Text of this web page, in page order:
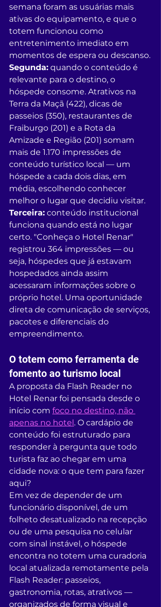
semana foram as usuárias mais
ativas do equipamento, e que o
totem funcionou como
entretenimento imediato em
momentos de espera ou descanso.
Segunda: quando o conteúdo é
relevante para o destino, o
hóspede consome. Atrativos na
Terra da Maçã (422), dicas de
passeios (350), restaurantes de
Fraiburgo (201) e a Rota da
Amizade e Região (201) somam
mais de 1.170 impressões de
conteúdo turístico local — um
hóspede a cada dois dias, em
média, escolhendo conhecer
melhor o lugar que decidiu visitar.
Terceira: conteúdo institucional
funciona quando está no lugar
certo. "Conheça o Hotel Renar"
registrou 364 impressões — ou
seja, hóspedes que já estavam
hospedados ainda assim
acessaram informações sobre o
próprio hotel. Uma oportunidade
direta de comunicação de serviços,
pacotes e diferenciais do
empreendimento.
O totem como ferramenta de
fomento ao turismo local
A proposta da Flash Reader no
Hotel Renar foi pensada desde o
início com foco no destino, não
apenas no hotel. O cardápio de
conteúdo foi estruturado para
responder à pergunta que todo
turista faz ao chegar em uma
cidade nova: o que tem para fazer
aqui?
Em vez de depender de um
funcionário disponível, de um
folheto desatualizado na recepção
ou de uma pesquisa no celular
com sinal instável, o hóspede
encontra no totem uma curadoria
local atualizada remotamente pela
Flash Reader: passeios,
gastronomia, rotas, atrativos —
organizados de forma visual e